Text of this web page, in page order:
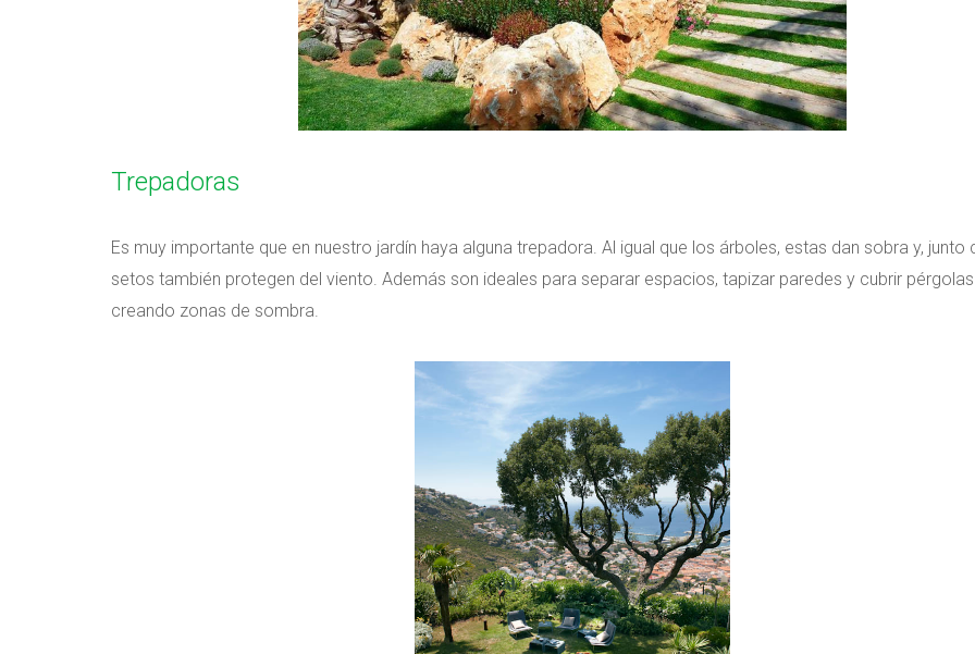
Trepadoras
Es muy importante que en nuestro jardín haya alguna trepadora. Al igual que los árboles, estas dan sobra y, junto
setos también protegen del viento. Además son ideales para separar espacios, tapizar paredes y cubrir pérgolas
creando zonas de sombra.